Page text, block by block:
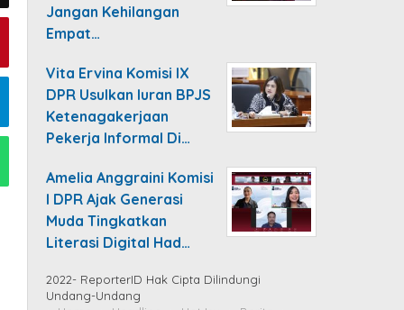
Jangan Kehilangan
Empat…
Vita Ervina Komisi IX
DPR Usulkan Iuran BPJS
Ketenagakerjaan
Pekerja Informal Di…
Amelia Anggraini Komisi
I DPR Ajak Generasi
Muda Tingkatkan
Literasi Digital Had…
2022- ReporterID Hak Cipta Dilindungi
Undang-Undang